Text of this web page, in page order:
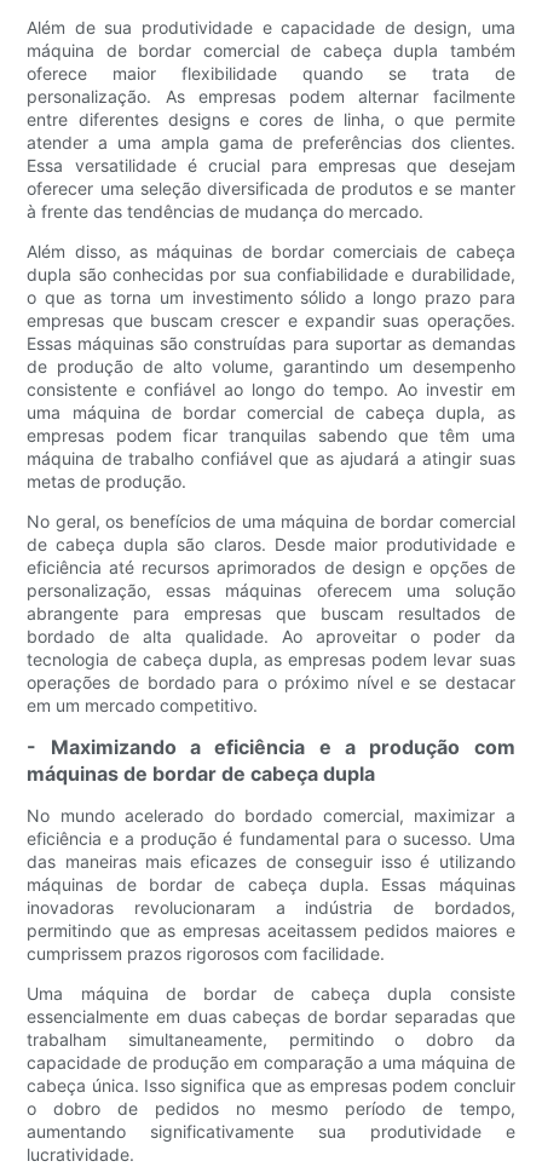
Além de sua produtividade e capacidade de design, uma
máquina de bordar comercial de cabeça dupla também
oferece maior flexibilidade quando se trata de
personalização. As empresas podem alternar facilmente
entre diferentes designs e cores de linha, o que permite
atender a uma ampla gama de preferências dos clientes.
Essa versatilidade é crucial para empresas que desejam
oferecer uma seleção diversificada de produtos e se manter
à frente das tendências de mudança do mercado.
Além disso, as máquinas de bordar comerciais de cabeça
dupla são conhecidas por sua confiabilidade e durabilidade,
o que as torna um investimento sólido a longo prazo para
empresas que buscam crescer e expandir suas operações.
Essas máquinas são construídas para suportar as demandas
de produção de alto volume, garantindo um desempenho
consistente e confiável ao longo do tempo. Ao investir em
uma máquina de bordar comercial de cabeça dupla, as
empresas podem ficar tranquilas sabendo que têm uma
máquina de trabalho confiável que as ajudará a atingir suas
metas de produção.
No geral, os benefícios de uma máquina de bordar comercial
de cabeça dupla são claros. Desde maior produtividade e
eficiência até recursos aprimorados de design e opções de
personalização, essas máquinas oferecem uma solução
abrangente para empresas que buscam resultados de
bordado de alta qualidade. Ao aproveitar o poder da
tecnologia de cabeça dupla, as empresas podem levar suas
operações de bordado para o próximo nível e se destacar
em um mercado competitivo.
- Maximizando a eficiência e a produção com
máquinas de bordar de cabeça dupla
No mundo acelerado do bordado comercial, maximizar a
eficiência e a produção é fundamental para o sucesso. Uma
das maneiras mais eficazes de conseguir isso é utilizando
máquinas de bordar de cabeça dupla. Essas máquinas
inovadoras revolucionaram a indústria de bordados,
permitindo que as empresas aceitassem pedidos maiores e
cumprissem prazos rigorosos com facilidade.
Uma máquina de bordar de cabeça dupla consiste
essencialmente em duas cabeças de bordar separadas que
trabalham simultaneamente, permitindo o dobro da
capacidade de produção em comparação a uma máquina de
cabeça única. Isso significa que as empresas podem concluir
o dobro de pedidos no mesmo período de tempo,
aumentando significativamente sua produtividade e
lucratividade.